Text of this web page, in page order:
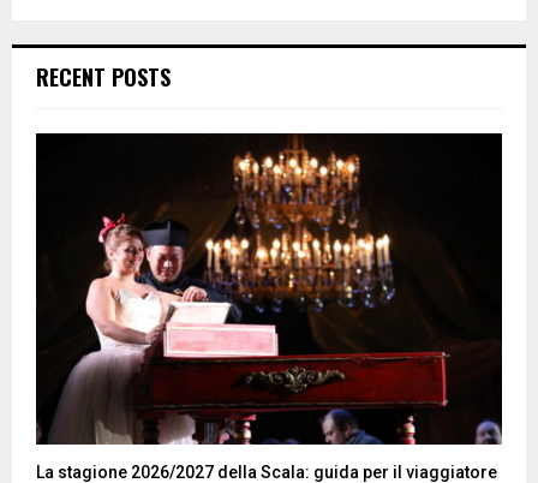
RECENT POSTS
La stagione 2026/2027 della Scala: guida per il viaggiatore